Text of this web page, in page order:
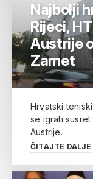
Najbolji
Rijeci,
Austrije
Zamet
Hrvatski
se igrati
Austrije.
ČITAJTE DALJE